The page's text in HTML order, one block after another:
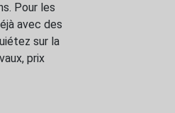
Pour les
avec des
sur la
prix